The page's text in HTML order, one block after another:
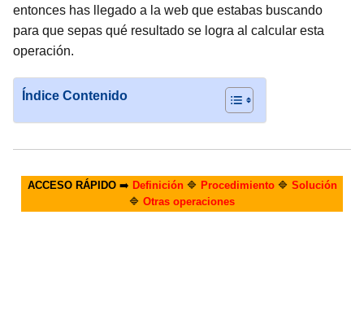
entonces has llegado a la web que estabas buscando
para que sepas qué resultado se logra al calcular esta
operación.
Índice Contenido
ACCESO RÁPIDO➡️ Definición🔷 Procedimiento🔷 Solución
🔷 Otras operaciones